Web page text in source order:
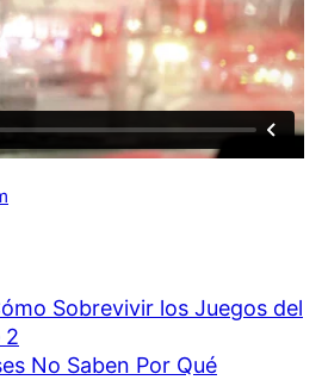
Sobrevivir los Juegos del
2
No Saben Por Qué